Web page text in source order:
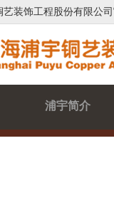
装饰工程股份有限公司
浦宇简介